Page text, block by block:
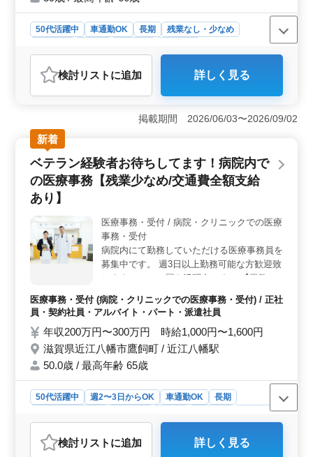
50代活躍中 車通勤OK 長期
残業なし・少なめ
自動車整備士
おすすめポイント
＜経験者歓迎＞ 自動車整備経験10年以上の方、特に50
代のベテラン整備士を積極採用しています。豊富な経験
を活かし、高度な技術力でディーラーでの整備業務に携
わるチャンスです。 ＜柔軟な働き方＞ 正社員・契
約社員・アルバイト・パート・派遣社員といった多彩な
雇用形態が選択可能です。週5〜6日の柔軟なシフトで、
残業は月10時間以内です。長期にわたり働ける環境で、
仕事と生活の両立が可能です。 ＜充実の福利厚生
＞ 通勤手当は全額支給しています。年2回の賞与、雇
用・労災・健康・厚生の福利厚生が整っており、安心し
て働ける環境が整っています。自動車通勤も可能で、無
料駐車場も完備されています。
検討リスト に追加 詳しく見る
掲載期間 2026/06/03〜2026/09/02
新着
ベテラン経験者お待ちしてます！病院内で
の医療事務【残業少なめ/交通費全額支給
あり】
医療事務・受付 / 病院・クリニックでの医療
事務・受付
病院内にて勤務していただける医療事務員を
募集中です。 週3日以上勤務可能な方歓迎致
します。シニア層も活躍中です！ 【業務内
テ入力 ・レセプト作成 ・診療補助 現在50代
の方も活躍中！ 医療事務、医療秘書、クラ
ーク等今までの経験を活かして働ける方を募
集！ 皆様のご応募お待ちしております。
医療事務・受付 (病院・クリニックでの医療事務・受付) / 正社
員・契約社員・アルバイト・パート・派遣社員
年収200万円〜300万円 時給1,000円〜1,600円
滋賀県近江八幡市鷹飼町 / 近江八幡駅
50.0歳 / 最高年齢 65歳
50代活躍中 週2〜3日からOK 車通勤OK
長期
派遣社員
医療事務・受付
おすすめポイント
検討リスト に追加 詳しく見る